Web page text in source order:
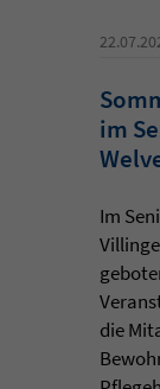
im
Im
die